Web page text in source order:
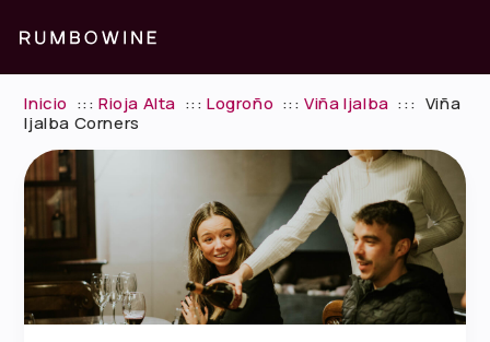
Inicio :::Rioja Alta :::Logroño :::Viña Ijalba ::: Viña
Ijalba Corners